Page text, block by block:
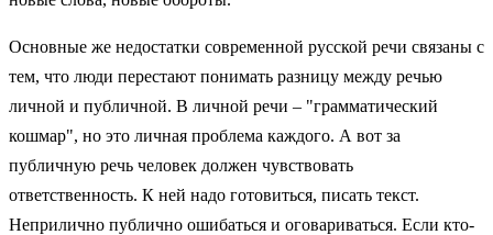
Основные же недостатки современной русской речи связаны с
тем, что люди перестают понимать разницу между речью
личной и публичной. В личной речи – "грамматический
кошмар", но это личная проблема каждого. А вот за
публичную речь человек должен чувствовать
ответственность. К ней надо готовиться, писать текст.
Неприлично публично ошибаться и оговариваться. Если кто-